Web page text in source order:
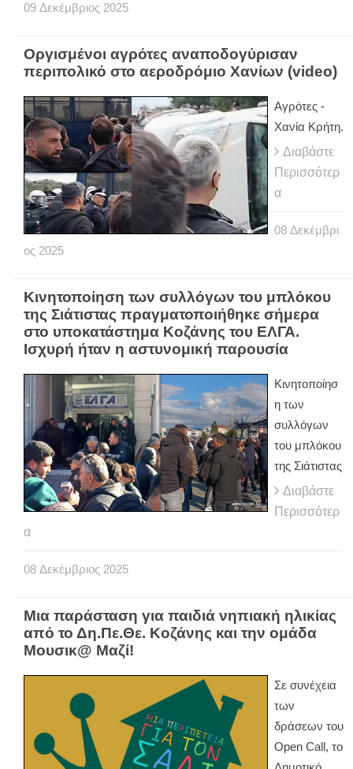
09 Δεκέμβριος 2025
Οργισμένοι αγρότες αναποδογύρισαν
περιπολικό στο αεροδρόμιο Χανίων (video)
Αγρότες -
Χανία Κρήτη.
Διαβάστε
Περισσότερ
α
08 Δεκέμβρι
ος 2025
Κινητοποίηση των συλλόγων του μπλόκου
της Σιάτιστας πραγματοποιήθηκε σήμερα
στο υποκατάστημα Κοζάνης του ΕΛΓΑ.
Ισχυρή ήταν η αστυνομική παρουσία
Κινητοποίησ
η των
συλλόγων
του μπλόκου
της Σιάτιστας
Διαβάστε
Περισσότερ
α
08 Δεκέμβριος 2025
Μια παράσταση για παιδιά νηπιακή ηλικίας
από το Δη.Πε.Θε. Κοζάνης και την ομάδα
Μουσικ@ Μαζί!
Σε συνέχεια
των
δράσεων του
Open Call, το